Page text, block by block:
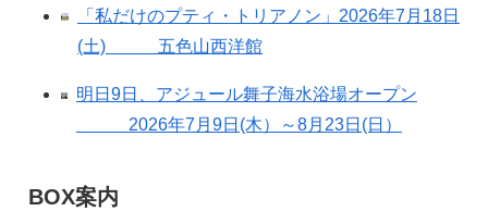
「私だけのプティ・トリアノン」2026年7月18日
(土) 五色山西洋館
明日9日、アジュール舞子海水浴場オープン
2026年7月9日(木）～8月23日(日）
BOX案内